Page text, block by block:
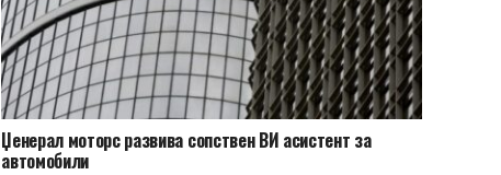
Џенерал моторс развива сопствен ВИ асистент за
автомобили